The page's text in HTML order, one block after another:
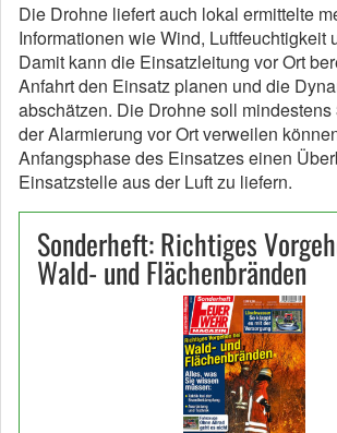
Die Drohne liefert auch lokal ermittelte
Informationen wie Wind, Luftfeuchtigkeit
Damit kann die Einsatzleitung vor Ort
Anfahrt den Einsatz planen und die
abschätzen. Die Drohne soll
der Alarmierung vor Ort verweilen
Anfangsphase des Einsatzes einen
Einsatzstelle aus der Luft zu liefern.
Sonderheft: Richtiges
Wald- und Flächenbränden